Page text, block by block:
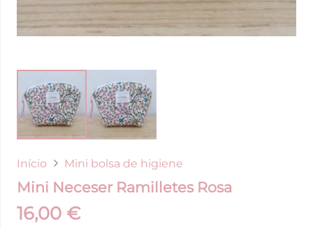
Início Mini bolsa de higiene
Mini Neceser Ramilletes Rosa
16,00 €